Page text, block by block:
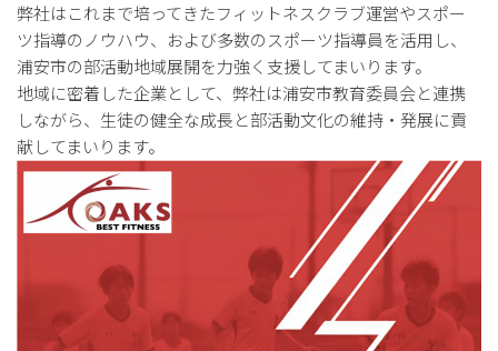
弊社はこれまで培ってきたフィットネスクラブ運営やスポー
ツ指導のノウハウ、および多数のスポーツ指導員を活用し、
浦安市の部活動地域展開を力強く支援してまいります。
地域に密着した企業として、弊社は浦安市教育委員会と連携
しながら、生徒の健全な成長と部活動文化の維持・発展に貢
献してまいります。